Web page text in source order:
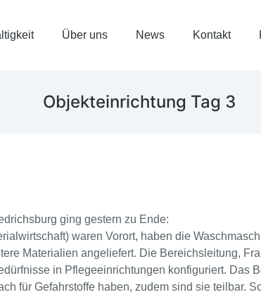
Über uns News Kontakt
Objekteinrichtung Tag 3
ging gestern zu Ende:
waren Vorort, haben die
Materialien angeliefert. Die Bereichsleitung,
in Pflegeeinrichtungen konfiguriert. Das
für Gefahrstoffe haben, zudem sind sie teilbar.